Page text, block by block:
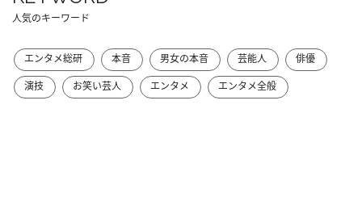
人気のキーワード
エンタメ総研 本音 男女の本音 芸能人
俳優
演技
お笑い芸人 エンタメ エンタメ全般